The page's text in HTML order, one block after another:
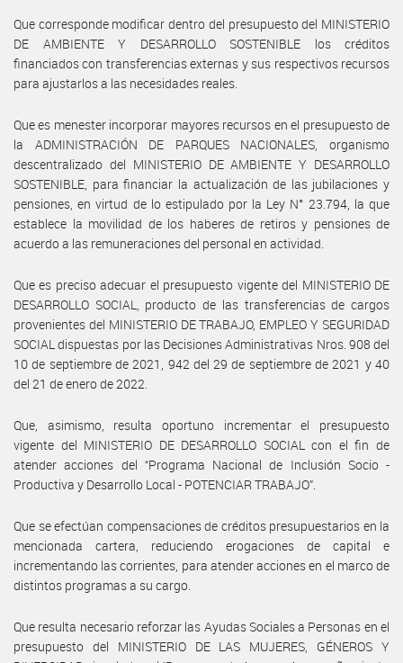
Que corresponde modificar dentro del presupuesto del MINISTERIO
DE AMBIENTE Y DESARROLLO SOSTENIBLE los créditos
financiados con transferencias externas y sus respectivos recursos
para ajustarlos a las necesidades reales.
Que es menester incorporar mayores recursos en el presupuesto de
la ADMINISTRACIÓN DE PARQUES NACIONALES, organismo
descentralizado del MINISTERIO DE AMBIENTE Y DESARROLLO
SOSTENIBLE, para financiar la actualización de las jubilaciones y
pensiones, en virtud de lo estipulado por la Ley N° 23.794, la que
establece la movilidad de los haberes de retiros y pensiones de
acuerdo a las remuneraciones del personal en actividad.
Que es preciso adecuar el presupuesto vigente del MINISTERIO DE
DESARROLLO SOCIAL, producto de las transferencias de cargos
provenientes del MINISTERIO DE TRABAJO, EMPLEO Y SEGURIDAD
SOCIAL dispuestas por las Decisiones Administrativas Nros. 908 del
10 de septiembre de 2021, 942 del 29 de septiembre de 2021 y 40
del 21 de enero de 2022.
Que, asimismo, resulta oportuno incrementar el presupuesto
vigente del MINISTERIO DE DESARROLLO SOCIAL con el fin de
atender acciones del “Programa Nacional de Inclusión Socio -
Productiva y Desarrollo Local - POTENCIAR TRABAJO”.
Que se efectúan compensaciones de créditos presupuestarios en la
mencionada cartera, reduciendo erogaciones de capital e
incrementando las corrientes, para atender acciones en el marco de
distintos programas a su cargo.
Que resulta necesario reforzar las Ayudas Sociales a Personas en el
presupuesto del MINISTERIO DE LAS MUJERES, GÉNEROS Y